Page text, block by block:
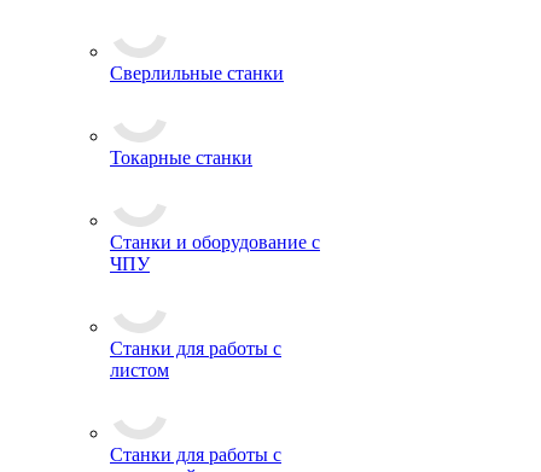
Сверлильные станки
Токарные станки
Станки и оборудование с
ЧПУ
Станки для работы с
листом
Станки для работы с